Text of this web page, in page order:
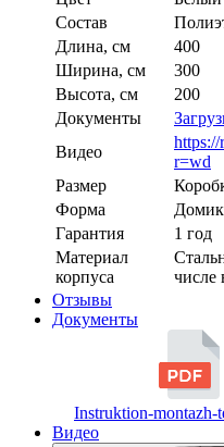
Состав
Длина, см
400
Ширина, см
300
Высота, см
200
Документы
Видео
r=wd
Размер
Форма
Домик
Гарантия
1 год
Материал
корпуса
числе
Отзывы
Документы
Instruktion-montazh-
Видео